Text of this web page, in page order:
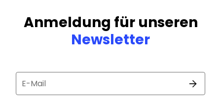
Anmeldung für unseren
Newsletter
E-Mail